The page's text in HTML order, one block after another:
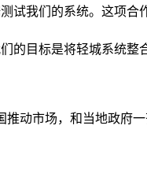
试我们的系统。这项合
的目标是将轻城系统整
动市场，和当地政府